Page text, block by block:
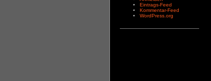
Eintrags-Feed
Kommentar-Feed
WordPress.org